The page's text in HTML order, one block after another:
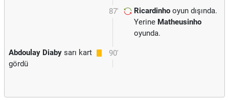
87' Ricardinho oyun dışında.
Yerine Matheusinho
oyunda.
90'
Abdoulay Diaby sarı kart
gördü